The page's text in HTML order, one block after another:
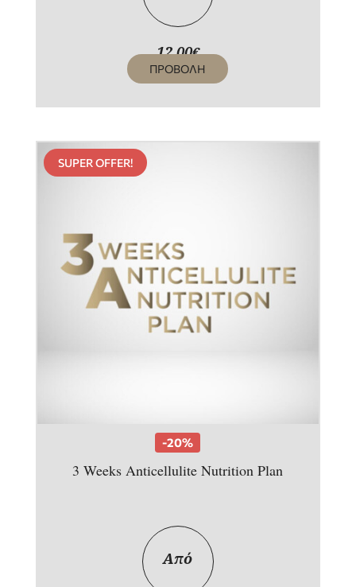
12,00€
ΠΡΟΒΟΛΗ
SUPER OFFER!
-20%
3 Weeks Anticellulite Nutrition Plan
Από